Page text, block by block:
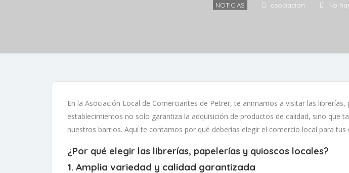
NOTICIAS asociacion No
En la Asociación Local de Comerciantes de Petrer, te animamos a visitar las
establecimientos no solo garantiza la adquisición de productos de calidad, sino
nuestros barrios. Aquí te contamos por qué deberías elegir el comercio local para
¿Por qué elegir las librerías, papelerías y quioscos locales?
1. Amplia variedad y calidad garantizada